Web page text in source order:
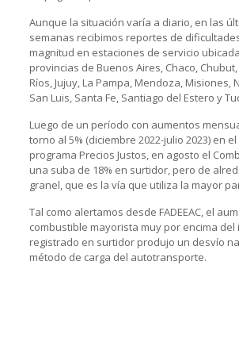
Aunque la situación varía a diario, en las
semanas recibimos reportes de
magnitud en estaciones de servicio
provincias de Buenos Aires, Chaco,
Ríos, Jujuy, La Pampa, Mendoza, Misiones,
San Luis, Santa Fe, Santiago del Estero y
Luego de un período con aumentos
torno al 5% (diciembre 2022-julio 2023) en
programa Precios Justos, en agosto el
una suba de 18% en surtidor, pero de
granel, que es la vía que utiliza la mayor
Tal como alertamos desde FADEEAC, el
combustible mayorista muy por encima del
registrado en surtidor produjo un desvío
método de carga del autotransporte.